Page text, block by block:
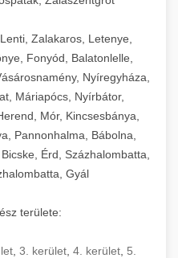
Zalakaros, Letenye,
Fonyód, Balatonlelle,
Nyíregyháza,
Máriapócs, Nyírbátor,
Mór, Kincsesbánya,
Pannonhalma, Bábolna,
Érd, Százhalombatta,
Gyál
területe:
3. kerület 4. kerület 5.